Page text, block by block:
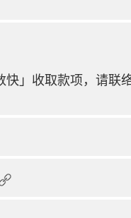
」收取款项，请联